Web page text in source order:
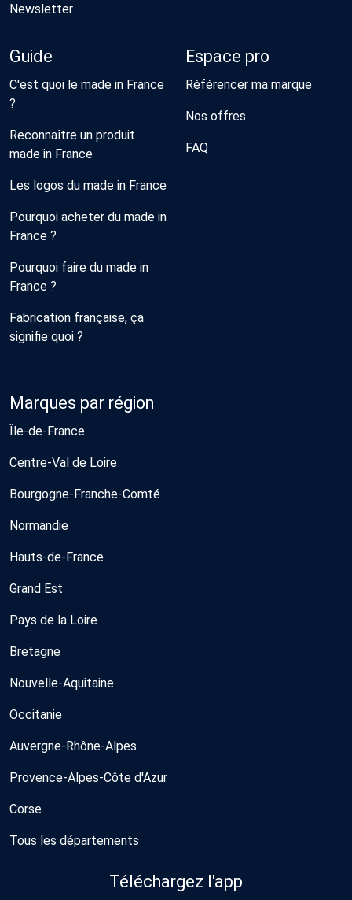
Newsletter
Guide
C'est quoi le made in France
?
Reconnaître un produit
made in France
Les logos du made in France
Pourquoi acheter du made in
France ?
Pourquoi faire du made in
France ?
Fabrication française, ça
signifie quoi ?
Espace pro
Référencer ma marque
Nos offres
FAQ
Marques par région
Île-de-France
Centre-Val de Loire
Bourgogne-Franche-Comté
Normandie
Hauts-de-France
Grand Est
Pays de la Loire
Bretagne
Nouvelle-Aquitaine
Occitanie
Auvergne-Rhône-Alpes
Provence-Alpes-Côte d'Azur
Corse
Tous les départements
Téléchargez l'app